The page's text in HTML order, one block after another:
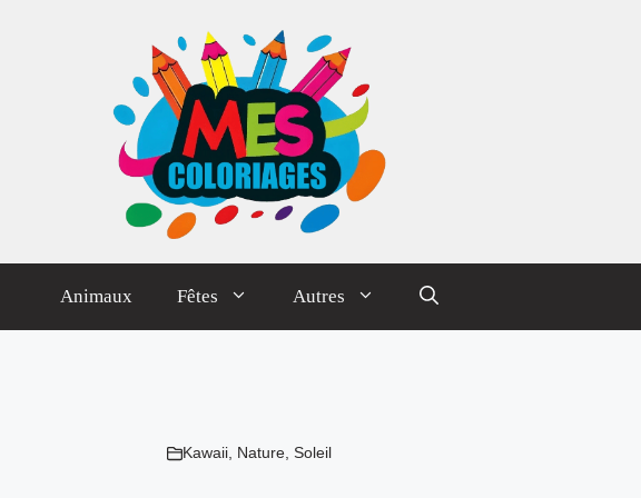
Animaux Fêtes Autres
Kawaii, Nature, Soleil